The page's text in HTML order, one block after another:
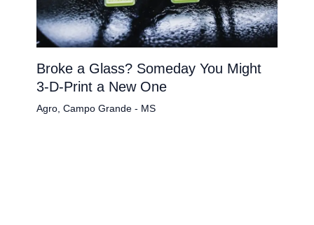
Broke a Glass? Someday You Might
3-D-Print a New One
Agro, Campo Grande - MS